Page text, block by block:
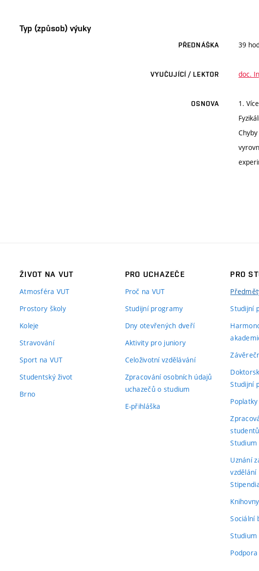
Typ (způsob) výuky
PŘEDNÁŠKA 39
VYUČUJÍCÍ / LEKTOR doc.
OSNOVA
1.
ŽIVOT NA VUT
Atmosféra VUT
Prostory školy
Koleje
Stravování
Sport na VUT
Studentský život
Brno
PRO UCHAZEČE
Proč na VUT
Studijní programy
Dny otevřených dveří
Aktivity pro juniory
Celoživotní vzdělávání
Zpracování osobních údajů
uchazečů o studium
E-přihláška
PRO
Studijní
Studijní
studentů
Uznání
vzdělání
Knihovny
Sociální